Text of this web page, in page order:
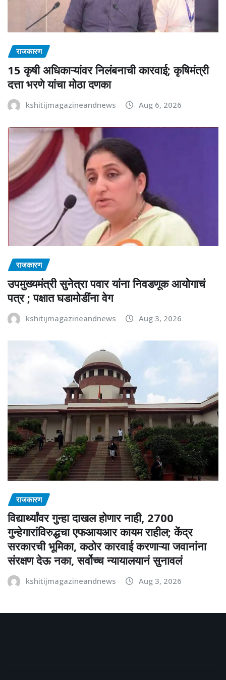
राजकारण
15 कृषी अधिकाऱ्यांवर निलंबनाची कारवाई; कृषिमंत्री
दत्ता भरणे यांचा मोठा दणका
kshitijmagazineandnews Aug 6, 2026
राजकारण
उपमुख्यमंत्री सुनेत्रा पवार यांना निवडणूक आयोगाचं
पत्र ; पक्षात घडामोडींना वेग
kshitijmagazineandnews Aug 3, 2026
राजकारण
विद्यार्थ्यांवर गुन्हा दाखल होणार नाही, 2700
गुन्हेगारांविरुद्धचा एफआयआर कायम राहील; केंद्र
सरकारची भूमिका, कठोर कारवाई करणाऱ्या जवानांना
संरक्षण देऊ नका, सर्वोच्च न्यायालयानं सुनावलं
kshitijmagazineandnews Aug 3, 2026